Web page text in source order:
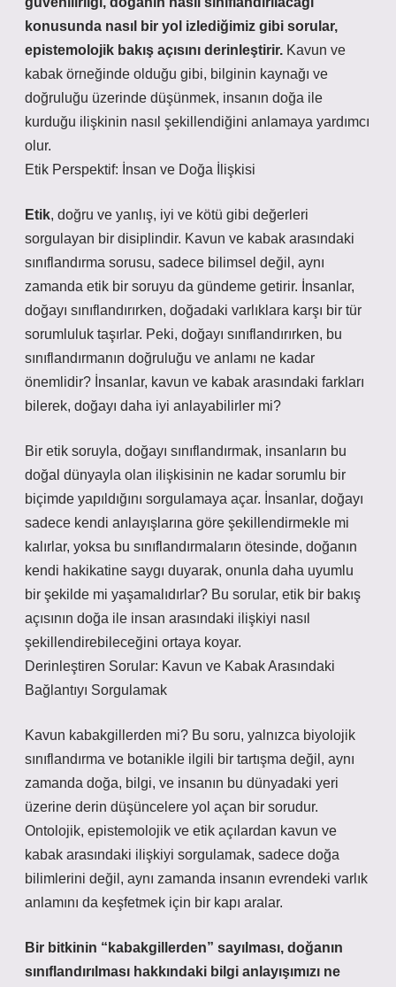
konusunda nasıl bir yol izlediğimiz gibi sorular,
epistemolojik bakış açısını derinleştirir. Kavun ve
kabak örneğinde olduğu gibi, bilginin kaynağı ve
doğruluğu üzerinde düşünmek, insanın doğa ile
kurduğu ilişkinin nasıl şekillendiğini anlamaya yardımcı
olur.
Etik Perspektif: İnsan ve Doğa İlişkisi
Etik, doğru ve yanlış, iyi ve kötü gibi değerleri
sorgulayan bir disiplindir. Kavun ve kabak arasındaki
sınıflandırma sorusu, sadece bilimsel değil, aynı
zamanda etik bir soruyu da gündeme getirir. İnsanlar,
doğayı sınıflandırırken, doğadaki varlıklara karşı bir tür
sorumluluk taşırlar. Peki, doğayı sınıflandırırken, bu
sınıflandırmanın doğruluğu ve anlamı ne kadar
önemlidir? İnsanlar, kavun ve kabak arasındaki farkları
bilerek, doğayı daha iyi anlayabilirler mi?
Bir etik soruyla, doğayı sınıflandırmak, insanların bu
doğal dünyayla olan ilişkisinin ne kadar sorumlu bir
biçimde yapıldığını sorgulamaya açar. İnsanlar, doğayı
sadece kendi anlayışlarına göre şekillendirmekle mi
kalırlar, yoksa bu sınıflandırmaların ötesinde, doğanın
kendi hakikatine saygı duyarak, onunla daha uyumlu
bir şekilde mi yaşamalıdırlar? Bu sorular, etik bir bakış
açısının doğa ile insan arasındaki ilişkiyi nasıl
şekillendirebileceğini ortaya koyar.
Derinleştiren Sorular: Kavun ve Kabak Arasındaki
Bağlantıyı Sorgulamak
Kavun kabakgillerden mi? Bu soru, yalnızca biyolojik
sınıflandırma ve botanikle ilgili bir tartışma değil, aynı
zamanda doğa, bilgi, ve insanın bu dünyadaki yeri
üzerine derin düşüncelere yol açan bir sorudur.
Ontolojik, epistemolojik ve etik açılardan kavun ve
kabak arasındaki ilişkiyi sorgulamak, sadece doğa
bilimlerini değil, aynı zamanda insanın evrendeki varlık
anlamını da keşfetmek için bir kapı aralar.
Bir bitkinin “kabakgillerden” sayılması, doğanın
sınıflandırılması hakkındaki bilgi anlayışımızı ne